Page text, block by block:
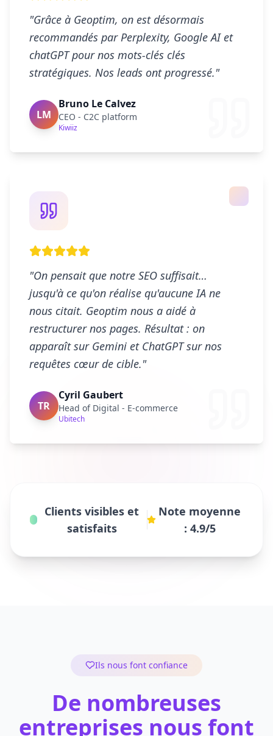
"Grâce à Geoptim, on est désormais
recommandés par Perplexity, Google AI et
chatGPT pour nos mots-clés clés
stratégiques. Nos leads ont progressé."
LM
Bruno Le Calvez
CEO - C2C platform
Kiwiiz
"On pensait que notre SEO suffisait…
jusqu'à ce qu'on réalise qu'aucune IA ne
nous citait. Geoptim nous a aidé à
restructurer nos pages. Résultat : on
apparaît sur Gemini et ChatGPT sur nos
requêtes cœur de cible."
TR
Cyril Gaubert
Head of Digital - E-commerce
Ubitech
Clients visibles et
satisfaits
Note moyenne
: 4.9/5
Ils nous font confiance
De nombreuses
entreprises nous font